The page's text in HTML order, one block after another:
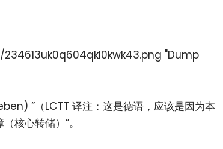
"Dump
”（LCTT 译注：这是德语，应该是因为本
核心转储）”。